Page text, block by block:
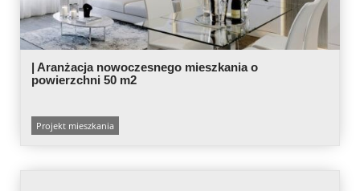
| Aranżacja nowoczesnego mieszkania o
powierzchni 50 m2
Projekt mieszkania